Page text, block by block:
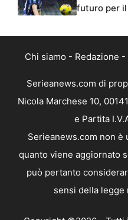
futuro per
Chi siamo - Redazione -
Serieanews.com di
Nicola Marchese 10,
e Partita
Serieanews.com non è
quanto viene aggiornato
può pertanto
sensi della legge